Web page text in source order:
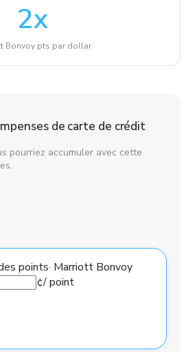
2x
Bonvoy pts par dollar
de carte de crédit
pourriez accumuler avec cette
points· Marriott Bonvoy
¢/ point